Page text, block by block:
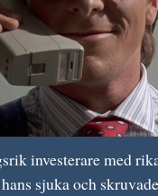
investerare med
sjuka och